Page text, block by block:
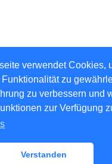
verwendet Cookies,
zu
zu verbessern und
zur Verfügung
Verstanden